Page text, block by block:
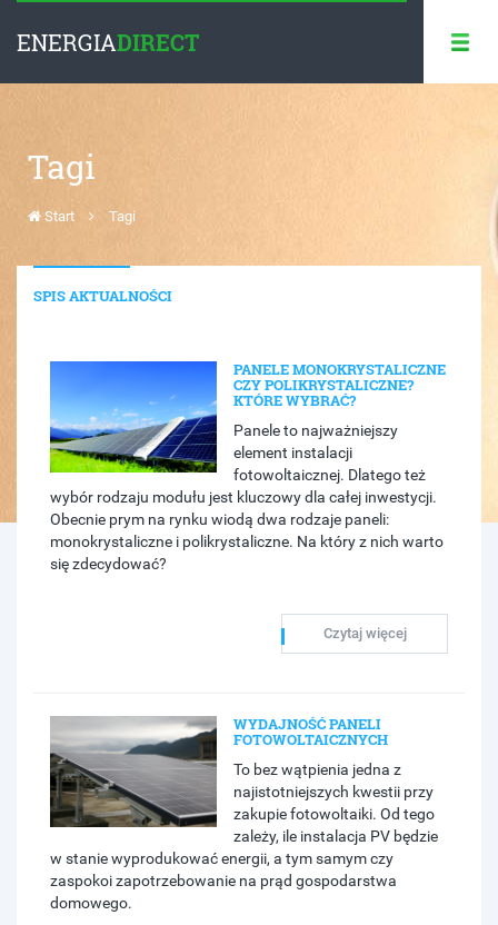
ENERGIADIRECT
Tagi
Start Tagi
SPIS AKTUALNOŚCI
PANELE MONOKRYSTALICZNE
CZY POLIKRYSTALICZNE?
KTÓRE WYBRAĆ?
Panele to najważniejszy
element instalacji
fotowoltaicznej. Dlatego też
wybór rodzaju modułu jest kluczowy dla całej inwestycji.
Obecnie prym na rynku wiodą dwa rodzaje paneli:
monokrystaliczne i polikrystaliczne. Na który z nich warto
się zdecydować?
Czytaj więcej
WYDAJNOŚĆ PANELI
FOTOWOLTAICZNYCH
To bez wątpienia jedna z
najistotniejszych kwestii przy
zakupie fotowoltaiki. Od tego
zależy, ile instalacja PV będzie
w stanie wyprodukować energii, a tym samym czy
zaspokoi zapotrzebowanie na prąd gospodarstwa
domowego.